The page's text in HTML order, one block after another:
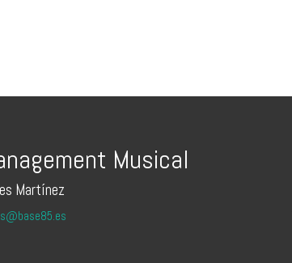
Musical
Martínez